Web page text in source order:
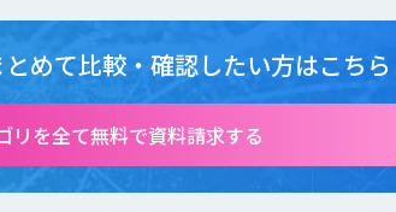
めて比較・確認したい方はこちら
リを全て無料で資料請求する